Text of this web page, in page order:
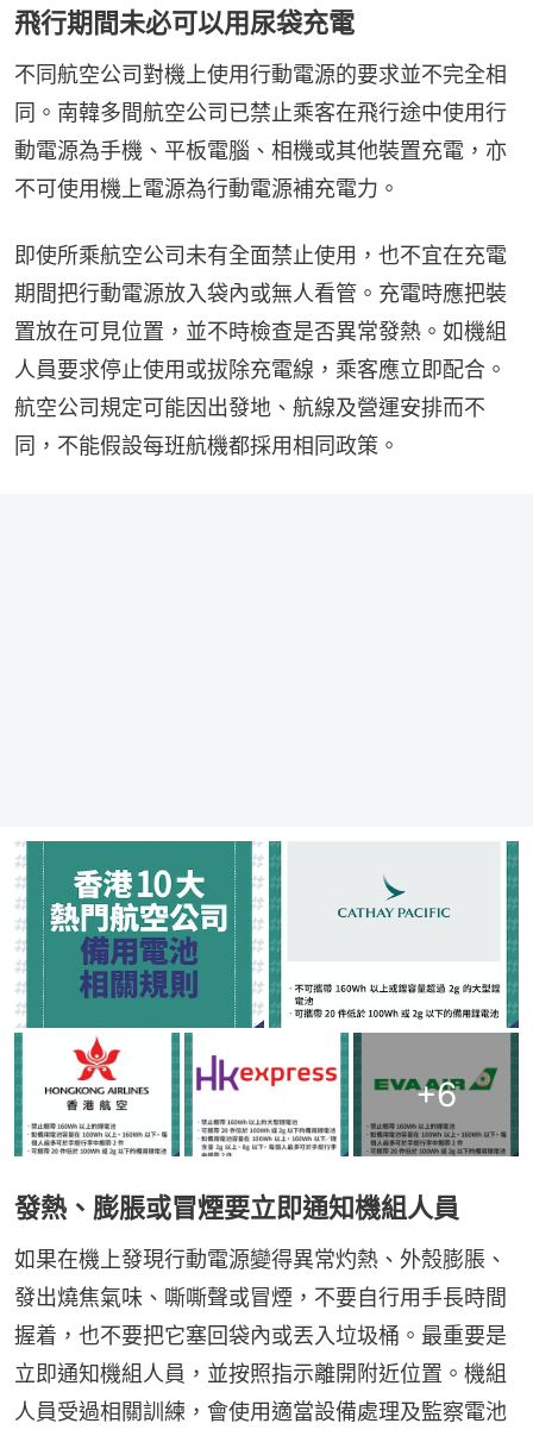
飛行期間未必可以用尿袋充電
不同航空公司對機上使用行動電源的要求並不完全相
同。南韓多間航空公司已禁止乘客在飛行途中使用行
動電源為手機、平板電腦、相機或其他裝置充電，亦
不可使用機上電源為行動電源補充電力。
即使所乘航空公司未有全面禁止使用，也不宜在充電
期間把行動電源放入袋內或無人看管。充電時應把裝
置放在可見位置，並不時檢查是否異常發熱。如機組
人員要求停止使用或拔除充電線，乘客應立即配合。
航空公司規定可能因出發地、航線及營運安排而不
同，不能假設每班航機都採用相同政策。
+6
發熱、膨脹或冒煙要立即通知機組人員
如果在機上發現行動電源變得異常灼熱、外殼膨脹、
發出燒焦氣味、嘶嘶聲或冒煙，不要自行用手長時間
握着，也不要把它塞回袋內或丟入垃圾桶。最重要是
立即通知機組人員，並按照指示離開附近位置。機組
人員受過相關訓練，會使用適當設備處理及監察電池